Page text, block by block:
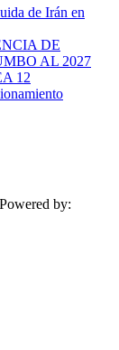
de Irán en
DE
AL 2027
12
by: